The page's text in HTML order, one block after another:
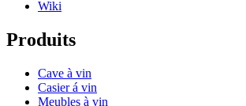
Wiki
Produits
Cave à vin
Casier á vin
Meubles à vin